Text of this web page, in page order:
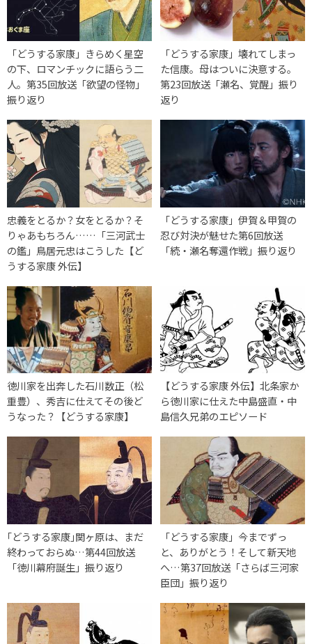
「どうする家康」きらめく星空
の下、ロマンチックに語らう二
人。第35回放送「欲望の怪物」
振り返り
「どうする家康」壊れてしまっ
た信康。母はついに決意する。
第23回放送「瀬名、覚醒」振り
返り
忠義をとるか？女をとるか？そ
りゃあもちろん……「三河武士
の鑑」鳥居元忠はこうした【ど
うする家康 外伝】
「どうする家康」伊賀＆甲賀の
忍び対決が魅せた第6回放送
「続・瀬名奪還作戦」振り返り
徳川家を出奔した石川数正（松
重豊）、秀吉に仕えてその後ど
うなった？【どうする家康】
【どうする家康 外伝】北条家か
ら徳川家に仕えた中島盛直・中
島信久兄弟のエピソード
｢どうする家康｣関ヶ原は、まだ
終わっておらぬ…第44回放送
「徳川幕府誕生」振り返り
「どうする家康」今までずっ
と、ありがとう！そして新天地
へ…第37回放送「さらば三河家
臣団」振り返り